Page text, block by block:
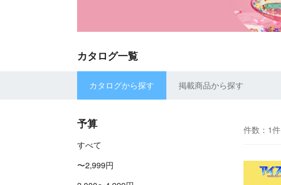
カタログ一覧
カタログから探す 掲載商品から探す
予算
すべて
〜2,999円
件数：1件